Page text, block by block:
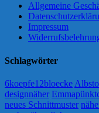
Allgemeine
Impressum
Schlagwörter
6koepfe12bloecke
designnäher
neues Schnittmuster